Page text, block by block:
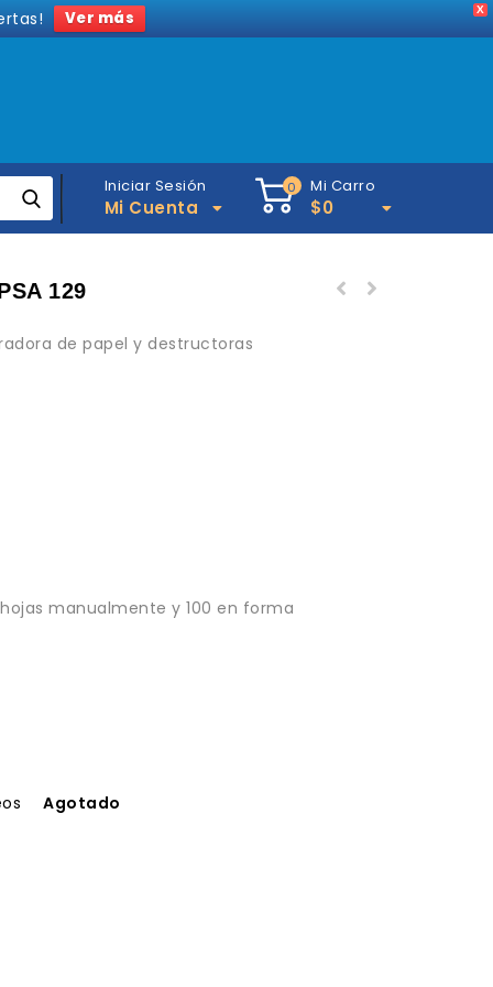
X
Ver más
Iniciar Sesión
Mi Cuenta
0 Mi Carro
$0
129
de papel y destructoras
manualmente y 100 en forma
Agotado